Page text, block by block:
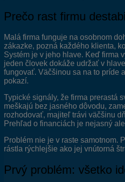
Prečo rast firmu
Malá firma funguje na osobnom
zákazke, pozná každého klienta,
Systém je v jeho hlave. Keď firma
jeden človek dokáže udržať v
fungovať. Väčšinou sa na to príde
pokazí.
Typické signály, že firma prerastá
meškajú bez jasného dôvodu,
rozhodovať, majiteľ trávi väčšinu
Prehľad o financiách je nejasný
Problém nie je v raste samotnom.
rástla rýchlejšie ako jej vnútorná
Prvý problém: všetko